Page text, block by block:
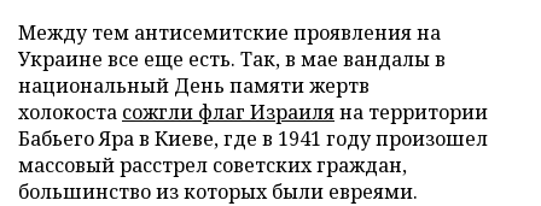
Между тем антисемитские проявления на
Украине все еще есть. Так, в мае вандалы в
национальный День памяти жертв
холокоста сожгли флаг Израиляна территории
Бабьего Яра в Киеве, где в 1941 году произошел
массовый расстрел советских граждан,
большинство из которых были евреями.